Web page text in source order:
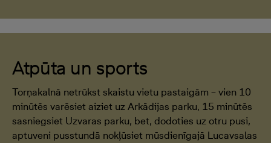
Atpūta un sports
Torņakalnā netrūkst skaistu vietu pastaigām – vien 10
minūtēs varēsiet aiziet uz Arkādijas parku, 15 minūtēs
sasniegsiet Uzvaras parku, bet, dodoties uz otru pusi,
aptuveni pusstundā nokļūsiet mūsdienīgajā Lucavsalas